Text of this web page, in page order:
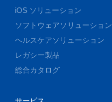
iOS ソリューション
ソフトウェアソリューション
ヘルスケアソリューション
レガシー製品
総合カタログ